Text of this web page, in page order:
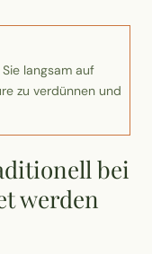
langsam auf
zu verdünnen und
bei
werden